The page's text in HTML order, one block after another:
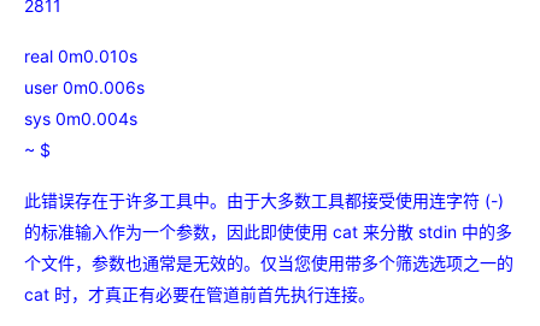
2811
real 0m0.010s
user 0m0.006s
sys 0m0.004s
~ $
此错误存在于许多工具中。由于大多数工具都接受使用连字符 (-)
的标准输入作为一个参数，因此即使使用 cat 来分散 stdin 中的多
个文件，参数也通常是无效的。仅当您使用带多个筛选选项之一的
cat 时，才真正有必要在管道前首先执行连接。